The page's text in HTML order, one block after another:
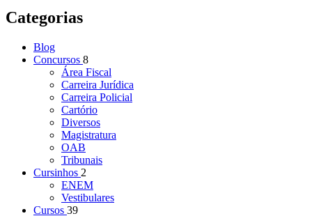
Categorias
Blog
Concursos 8
Área Fiscal
Carreira Jurídica
Carreira Policial
Cartório
Diversos
Magistratura
OAB
Tribunais
Cursinhos 2
ENEM
Vestibulares
Cursos 39